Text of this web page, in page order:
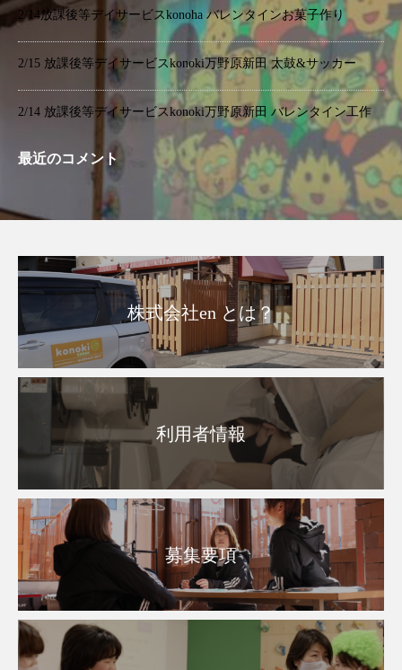
2/14放課後等デイサービスkonoha バレンタインお菓子作り
2/15 放課後等デイサービスkonoki万野原新田 太鼓&サッカー
2/14 放課後等デイサービスkonoki万野原新田 バレンタイン工作
最近のコメント
株式会社en とは？
利用者情報
募集要項